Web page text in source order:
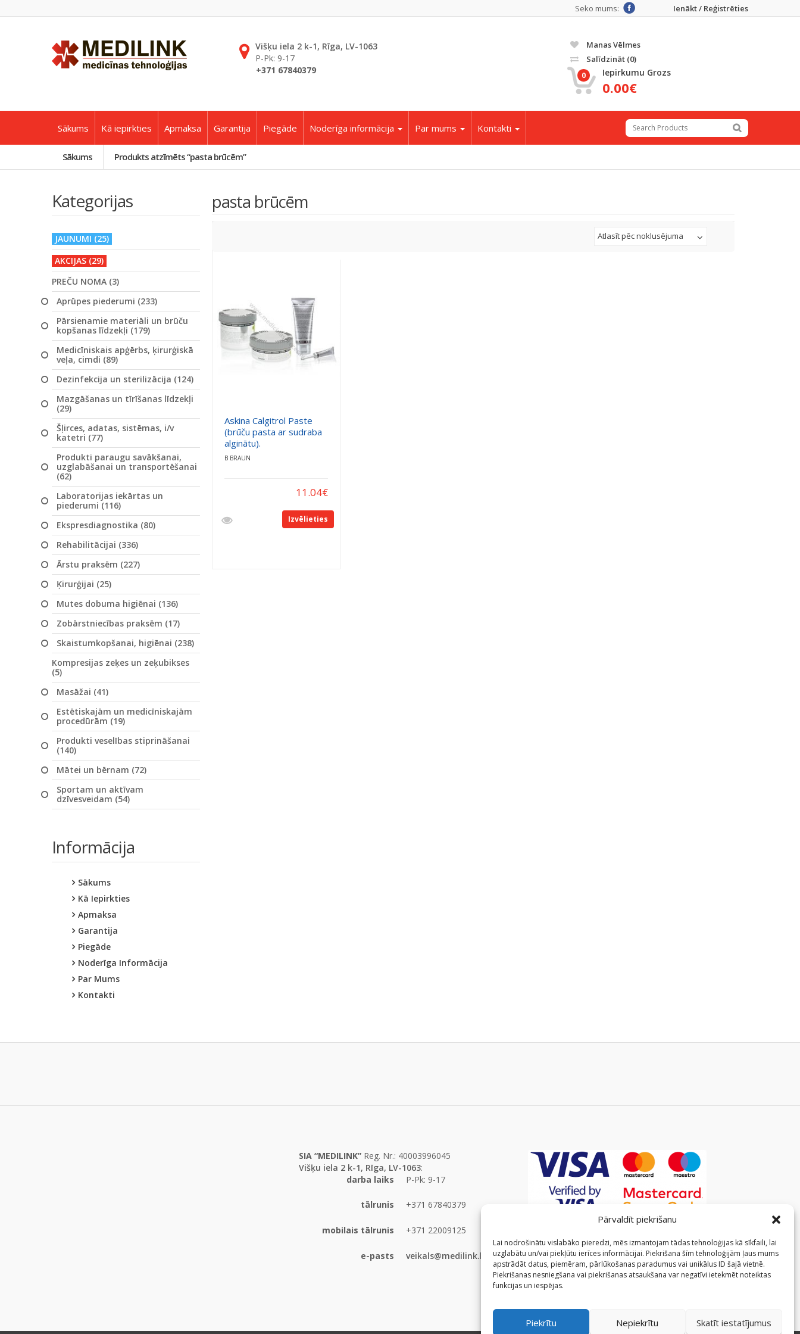
Pārvaldīt piekrišanu
Lai nodrošinātu vislabāko pieredzi, mēs izmantojam tādas tehnoloģijas kā sīkfaili, lai
uzglabātu un/vai piekļūtu ierīces informācijai. Piekrišana šīm tehnoloģijām ļaus mums
apstrādāt datus, piemēram, pārlūkošanas paradumus vai unikālus ID šajā vietnē.
Piekrišanas nesniegšana vai piekrišanas atsaukšana var negatīvi ietekmēt noteiktas
funkcijas un iespējas.
Piekrītu Nepiekrītu Skatīt iestatījumus
Ienākt / Reģistrēties
Seko mums:
Višķu iela 2 k-1, Rīga, LV-1063
P-Pk: 9-17
+371 67840379
Manas Vēlmes
Salīdzināt (0)
0 Iepirkumu Grozs
0.00€
Sākums Kā iepirkties Apmaksa Garantija Piegāde Noderīga informācija Par mums Kontakti
Sākums Produkts atzīmēts “pasta brūcēm”
Kategorijas
JAUNUMI (25)
AKCIJAS (29)
PREČU NOMA (3)
Aprūpes piederumi (233)
Pārsienamie materiāli un brūču
kopšanas līdzekļi (179)
Medicīniskais apģērbs, ķirurģiskā
veļa, cimdi (89)
Dezinfekcija un sterilizācija (124)
Mazgāšanas un tīrīšanas līdzekļi
(29)
Šļirces, adatas, sistēmas, i/v
katetri (77)
Produkti paraugu savākšanai,
uzglabāšanai un transportēšanai
(62)
Laboratorijas iekārtas un
piederumi (116)
Ekspresdiagnostika (80)
Rehabilitācijai (336)
Ārstu praksēm (227)
Ķirurģijai (25)
Mutes dobuma higiēnai (136)
Zobārstniecības praksēm (17)
Skaistumkopšanai, higiēnai (238)
Kompresijas zeķes un zeķubikses
(5)
Masāžai (41)
Estētiskajām un medicīniskajām
procedūrām (19)
Produkti veselības stiprināšanai
(140)
Mātei un bērnam (72)
Sportam un aktīvam
dzīvesveidam (54)
Informācija
Sākums
Kā Iepirkties
Apmaksa
Garantija
Piegāde
Noderīga Informācija
Par Mums
Kontakti
pasta brūcēm
Atlasīt pēc noklusējuma
Askina Calgitrol Paste
(brūču pasta ar sudraba
alginātu).
B BRAUN
11.04€
Izvēlieties
SIA “MEDILINK” Reg. Nr.: 40003996045
Višķu iela 2 k-1, Rīga, LV-1063:
darba laiks
P-Pk: 9-17
tālrunis +371 67840379
mobilais tālrunis +371 22009125
e-pasts veikals@medilink.lv